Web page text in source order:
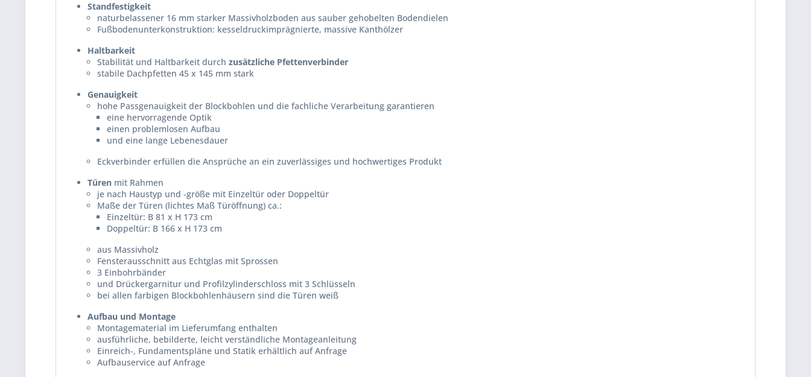
Standfestigkeit
naturbelassener 16 mm starker Massivholzboden aus sauber gehobelten Bodendielen
Fußbodenunterkonstruktion: kesseldruckimprägnierte, massive Kanthölzer
Haltbarkeit
Stabilität und Haltbarkeit durch zusätzliche Pfettenverbinder
stabile Dachpfetten 45 x 145 mm stark
Genauigkeit
hohe Passgenauigkeit der Blockbohlen und die fachliche Verarbeitung garantieren
eine hervorragende Optik
einen problemlosen Aufbau
und eine lange Lebenesdauer
Eckverbinder erfüllen die Ansprüche an ein zuverlässiges und hochwertiges Produkt
Türen mit Rahmen
je nach Haustyp und -größe mit Einzeltür oder Doppeltür
Maße der Türen (lichtes Maß Türöffnung) ca.:
Einzeltür: B 81 x H 173 cm
Doppeltür: B 166 x H 173 cm
aus Massivholz
Fensterausschnitt aus Echtglas mit Sprossen
3 Einbohrbänder
und Drückergarnitur und Profilzylinderschloss mit 3 Schlüsseln
bei allen farbigen Blockbohlenhäusern sind die Türen weiß
Aufbau und Montage
Montagematerial im Lieferumfang enthalten
ausführliche, bebilderte, leicht verständliche Montageanleitung
Einreich-, Fundamentspläne und Statik erhältlich auf Anfrage
Aufbauservice auf Anfrage